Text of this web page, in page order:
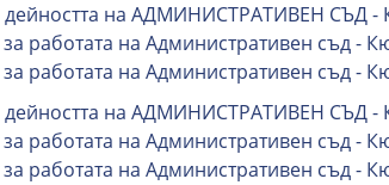
на АДМИНИСТРАТИВЕН СЪД -
за работата на Административен съд -
за работата на Административен съд -
на АДМИНИСТРАТИВЕН СЪД -
за работата на Административен съд -
за работата на Административен съд -